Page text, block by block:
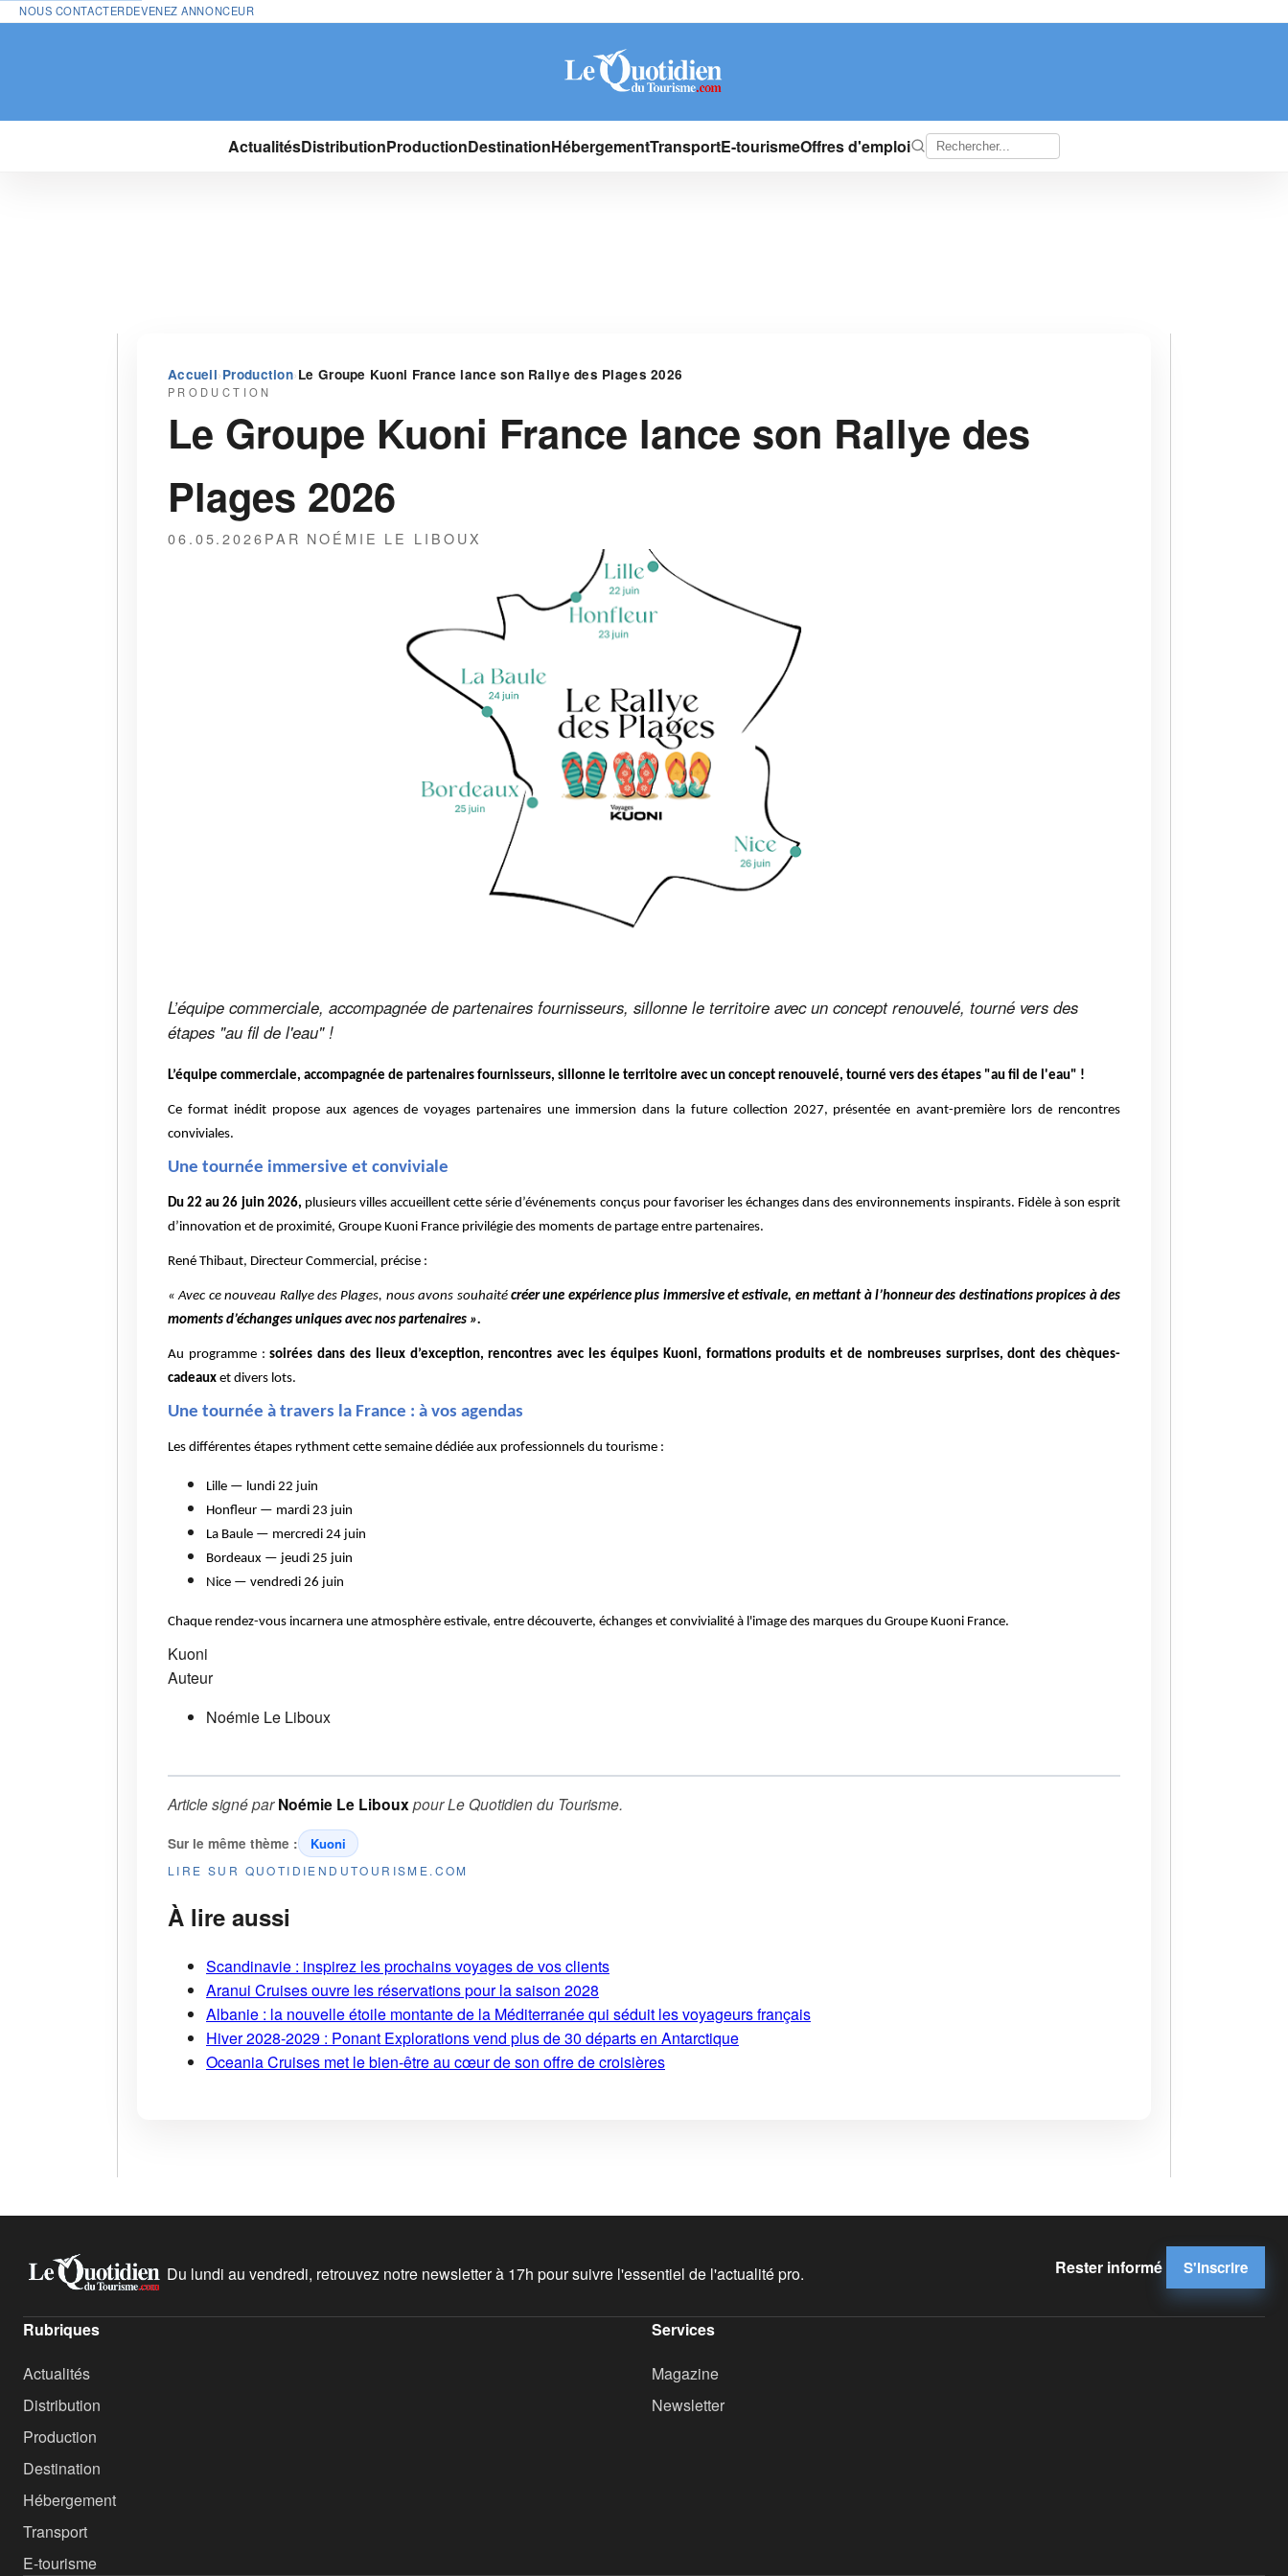
NOUS CONTACTERDEVENEZ ANNONCEUR
ActualitésDistributionProductionDestinationHébergementTransportE-tourismeOffres d'emploi
Accueil›Production›Le Groupe Kuoni France lance son Rallye des Plages 2026
PRODUCTION
Le Groupe Kuoni France lance son Rallye des
Plages 2026
06.05.2026PAR NOÉMIE LE LIBOUX
L’équipe commerciale, accompagnée de partenaires fournisseurs, sillonne le territoire avec un concept renouvelé, tourné vers des
étapes "au fil de l'eau" !
L’équipe commerciale, accompagnée de partenaires fournisseurs, sillonne le territoire avec un concept renouvelé, tourné vers des étapes "au fil de l'eau" !
Ce format inédit propose aux agences de voyages partenaires une immersion dans la future collection 2027, présentée en avant-première lors de rencontres
conviviales.
Une tournée immersive et conviviale
Du 22 au 26 juin 2026, plusieurs villes accueillent cette série d’événements conçus pour favoriser les échanges dans des environnements inspirants. Fidèle à son esprit
d’innovation et de proximité, Groupe Kuoni France privilégie des moments de partage entre partenaires.
René Thibaut, Directeur Commercial, précise :
« Avec ce nouveau Rallye des Plages, nous avons souhaité créer une expérience plus immersive et estivale, en mettant à l’honneur des destinations propices à des
moments d’échanges uniques avec nos partenaires ».
Au programme :soirées dans des lieux d’exception, rencontres avec les équipes Kuoni, formations produits et de nombreuses surprises, dont des chèques-
cadeaux et divers lots.
Une tournée à travers la France : à vos agendas
Les différentes étapes rythment cette semaine dédiée aux professionnels du tourisme :
Lille — lundi 22 juin
Honfleur — mardi 23 juin
La Baule — mercredi 24 juin
Bordeaux — jeudi 25 juin
Nice — vendredi 26 juin
Chaque rendez-vous incarnera une atmosphère estivale, entre découverte, échanges et convivialité à l'image des marques du Groupe Kuoni France.
Kuoni
Auteur
Noémie Le Liboux
Article signé parNoémie Le LibouxpourLe Quotidien du Tourisme.
Sur le même thème : Kuoni
LIRE SUR QUOTIDIENDUTOURISME.COM
À lire aussi
Scandinavie : inspirez les prochains voyages de vos clients
Aranui Cruises ouvre les réservations pour la saison 2028
Albanie : la nouvelle étoile montante de la Méditerranée qui séduit les voyageurs français
Hiver 2028-2029 : Ponant Explorations vend plus de 30 départs en Antarctique
Oceania Cruises met le bien-être au cœur de son offre de croisières
Du lundi au vendredi, retrouvez notre newsletter à 17h pour suivre l'essentiel de l'actualité pro. Rester informé S'inscrire
Rubriques
Actualités
Distribution
Production
Destination
Hébergement
Transport
E-tourisme
Services
Magazine
Newsletter